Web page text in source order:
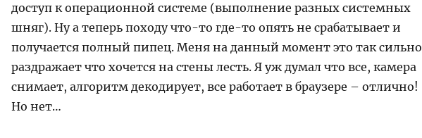
доступ к операционной системе (выполнение разных системных
шняг). Ну а теперь походу что-то где-то опять не срабатывает и
получается полный пипец. Меня на данный момент это так сильно
раздражает что хочется на стены лесть. Я уж думал что все, камера
снимает, алгоритм декодирует, все работает в браузере – отлично!
Но нет…